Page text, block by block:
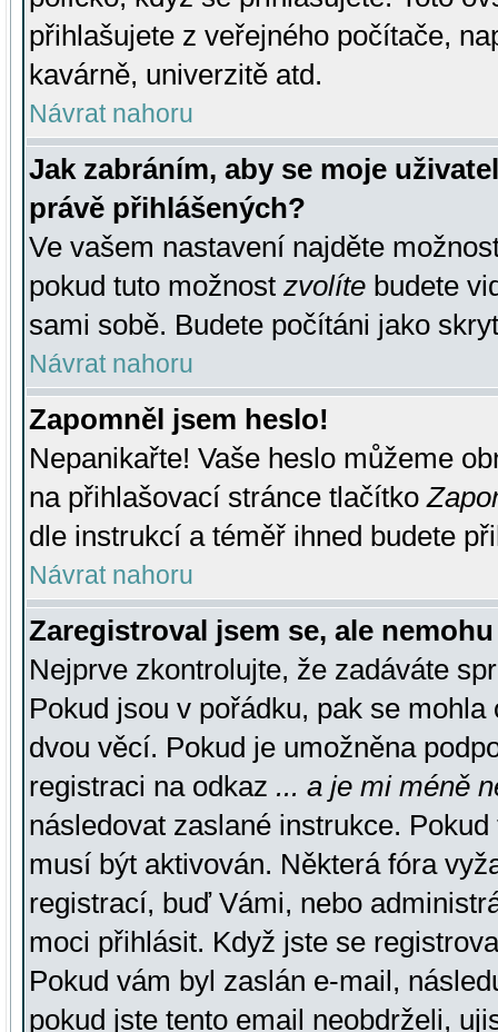
přihlašujete z veřejného počítače,
kavárně, univerzitě atd.
Návrat nahoru
Jak zabráním, aby se moje
právě přihlášených?
Ve vašem nastavení najděte
pokud tuto možnost zvolíte budete
sami sobě. Budete počítáni jako
Návrat nahoru
Zapomněl jsem heslo!
Nepanikařte! Vaše heslo můžeme
na přihlašovací stránce tlačítko
dle instrukcí a téměř ihned budete
Návrat nahoru
Zaregistroval jsem se, ale
Nejprve zkontrolujte, že zadáváte
Pokud jsou v pořádku, pak se
dvou věcí. Pokud je umožněna
registraci na odkaz ... a je mi méně
následovat zaslané instrukce.
musí být aktivován. Některá fóra
registrací, buď Vámi, nebo
moci přihlásit. Když jste se
Pokud vám byl zaslán e-mail,
pokud jste tento email neobdrželi,